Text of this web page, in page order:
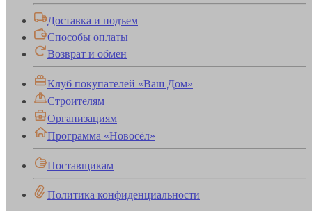
Доставка и подъем
Способы оплаты
Возврат и обмен
Клуб покупателей «Ваш Дом»
Строителям
Организациям
Программа «Новосёл»
Поставщикам
Политика конфиденциальности